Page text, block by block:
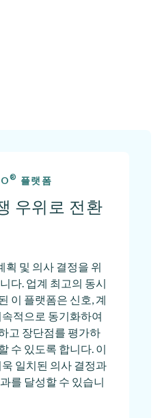
® 플랫폼
우위로 전환
및 의사 결정을 위
다. 업계 최고의 동시
이 플랫폼은 신호, 계
적으로 동기화하여
고 장단점를 평가하
수 있도록 합니다. 이
일치된 의사 결정과
를 달성할 수 있습니